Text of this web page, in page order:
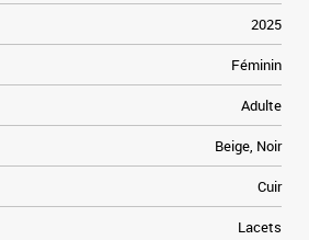
2025
Féminin
Adulte
Beige, Noir
Cuir
Lacets